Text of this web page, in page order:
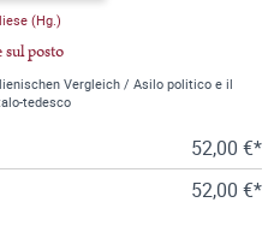
(Hg.)
posto
Vergleich / Asilo politico e il
tedesco
52,00 €*
52,00 €*